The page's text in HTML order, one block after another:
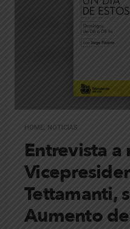
HOME, NOTICIAS
Entrevista a
Tettamanti,
Aumento